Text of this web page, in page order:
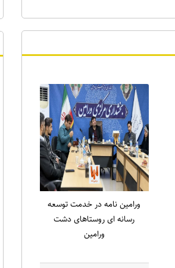
ورامین نامه در خدمت توسعه
رسانه ای روستاهای دشت
ورامین